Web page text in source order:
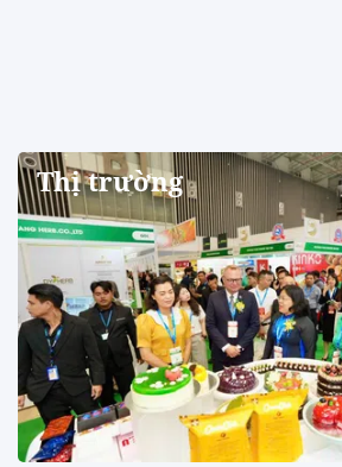
Thị trường